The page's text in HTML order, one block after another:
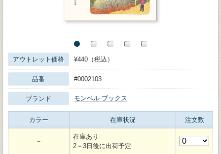
アウトレット価格 ¥440（税込）
品番 #0002103
ブランド モンベル ブックス
カラー 在庫状況 注文数
－
在庫あり
2～3日後に出荷予定